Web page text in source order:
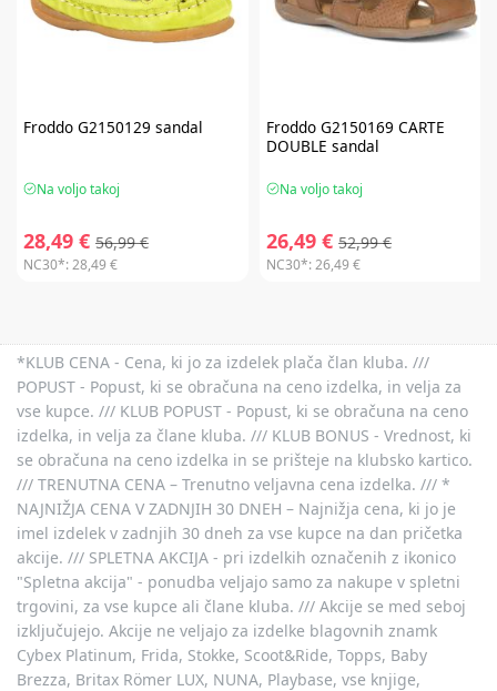
FroddoG2150129 sandal
Na voljo takoj
28,49 € 56,99 €
NC30*:28,49 €
Froddo G2150169 CARTE
DOUBLE sandal
Na voljo takoj
26,49 € 52,99 €
NC30*:26,49 €
*KLUB CENA - Cena, ki jo za izdelek plača član kluba. ///
POPUST - Popust, ki se obračuna na ceno izdelka, in velja za
vse kupce. /// KLUB POPUST - Popust, ki se obračuna na ceno
izdelka, in velja za člane kluba. /// KLUB BONUS - Vrednost, ki
se obračuna na ceno izdelka in se prišteje na klubsko kartico.
/// TRENUTNA CENA – Trenutno veljavna cena izdelka. /// *
NAJNIŽJA CENA V ZADNJIH 30 DNEH – Najnižja cena, ki jo je
imel izdelek v zadnjih 30 dneh za vse kupce na dan pričetka
akcije. /// SPLETNA AKCIJA - pri izdelkih označenih z ikonico
"Spletna akcija" - ponudba veljajo samo za nakupe v spletni
trgovini, za vse kupce ali člane kluba. /// Akcije se med seboj
izključujejo. Akcije ne veljajo za izdelke blagovnih znamk
Cybex Platinum, Frida, Stokke, Scoot&Ride, Topps, Baby
Brezza, Britax Römer LUX, NUNA, Playbase, vse knjige,